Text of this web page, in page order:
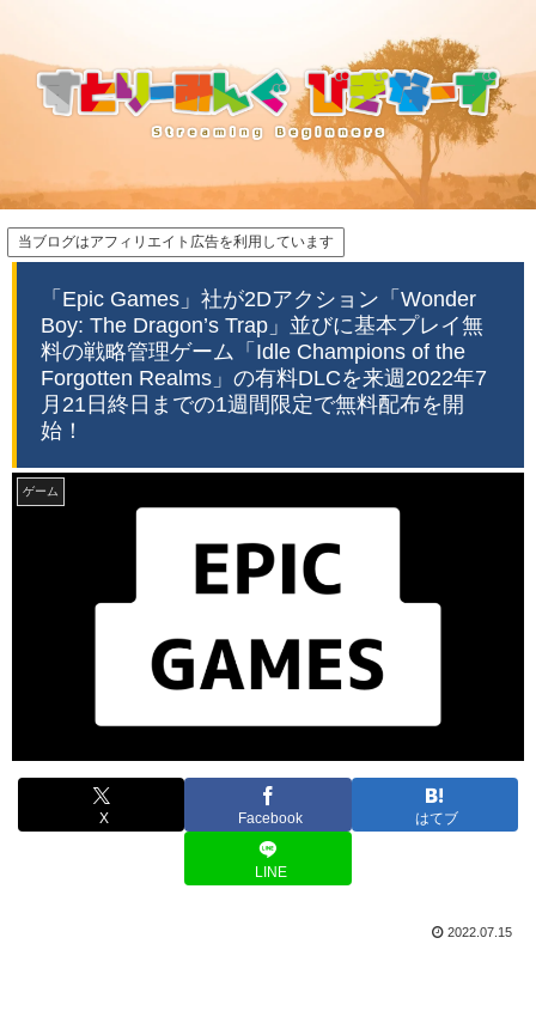
当ブログはアフィリエイト広告を利用しています
「Epic Games」社が2Dアクション「Wonder
Boy: The Dragon’s Trap」並びに基本プレイ無
料の戦略管理ゲーム「Idle Champions of the
Forgotten Realms」の有料DLCを来週2022年7
月21日終日までの1週間限定で無料配布を開
始！
ゲーム
X Facebook はてブ
LINE
2022.07.15